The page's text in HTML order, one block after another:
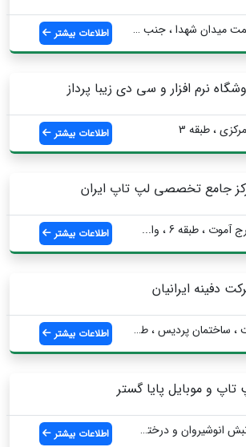
شهدا ، جنب آتش ... اطلاعات بیشتر
نرم افزار و سی دی زیبا پرداز
، طبقه 3 اطلاعات بیشتر
جامع تخصصی لپ تاپ ایران
، طبقه 6 ، وا... اطلاعات بیشتر
دفینه ایرانیان
پردیس ، طبقه ... اطلاعات بیشتر
تاپ و موبایل پایا گستر
اطلاعات بیشتر